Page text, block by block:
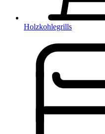
Holzkohlegrills